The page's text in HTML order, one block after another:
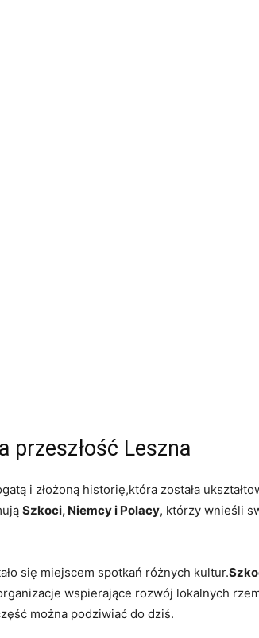
przeszłość Leszna
i złożoną historię,która została
Szkoci, Niemcy i Polacy, którzy wnieśli
się miejscem spotkań różnych kultur.
wspierające rozwój lokalnych
można podziwiać do dziś.